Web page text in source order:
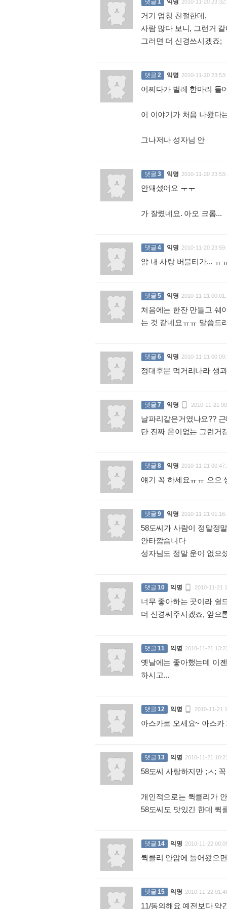
댓글1 익명 2010-11-20
거기 엄청 친절한데,
사람 많다 보니, 그런거
그러면 더 신경쓰시겠죠;
댓글2 익명 2010-11-20
어쩌다가 벌레 한마리 들
이 이야기가 처음 나왔다
그나저나 성자님 안
댓글3 익명 2010-11-20
안돼셨어요 ㅜㅜ
가 잘렸네요. 아오 크롬...
댓글4 익명 2010-11-20
앍 내 사랑 버블티가... ㅠ
댓글5 익명 2010-11-21
처음에는 한잔 만들고 쉐
는 것 같네요ㅠㅠ 말씀드
댓글6 익명 2010-11-21
정대후문 먹거리나라 생
댓글7 익명  2010-11-21
날파리같은거였나요??
단 진짜 운이없는 그런거
댓글8 익명 2010-11-21
얘기 꼭 하세요ㅠㅠ 으으
댓글9 익명 2010-11-21
58도씨가 사람이 정말정
안타깝습니다
성자님도 정말 운이 없으
댓글10 익명  2010-11-21
너무 좋아하는 곳이라 쉴
더 신경써주시겠죠, 앞으
댓글11 익명 2010-11-21
옛날에는 좋아했는데 이
하시고...
댓글12 익명  2010-11-21
아스카로 오세요~ 아스카
댓글13 익명 2010-11-21
58도씨 사랑하지만 ;ㅅ;
개인적으로는 퀵클리가
58도씨도 맛있긴 한데 퀵
댓글14 익명 2010-11-22
퀵클리 안암에 들어왔으
댓글15 익명 2010-11-22
11/동의해요 예전보다 약